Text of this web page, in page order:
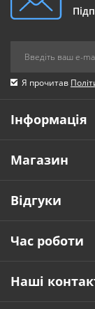
Я прочитав
Інформація
Магазин
Відгуки
Час роботи
Наші